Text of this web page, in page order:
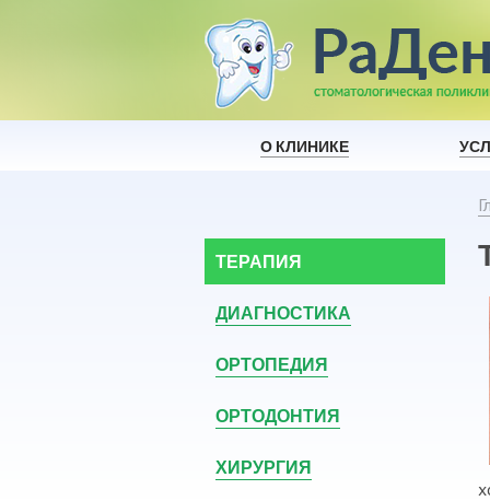
О КЛИНИКЕ
ТЕРАПИЯ
ДИАГНОСТИКА
ОРТОПЕДИЯ
ОРТОДОНТИЯ
ХИРУРГИЯ